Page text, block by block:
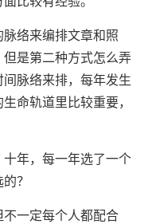
络来编排文章和照
是第二种方式怎么弄
脉络来排，每年发生
命轨道里比较重要，
十年，每一年选了一个
？
一定每个人都配合